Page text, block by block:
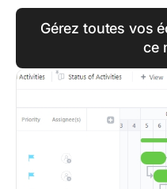
Gérez toutes vos
ce